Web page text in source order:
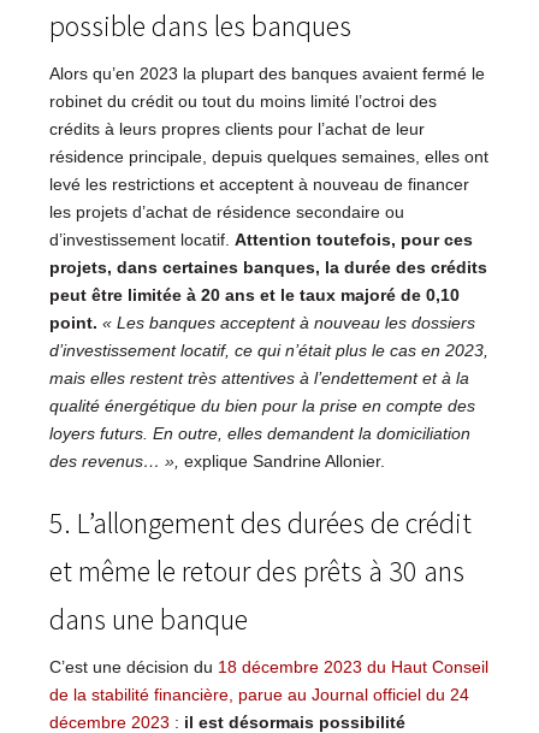
possible dans les banques
Alors qu’en 2023 la plupart des banques avaient fermé le
robinet du crédit ou tout du moins limité l’octroi des
crédits à leurs propres clients pour l’achat de leur
résidence principale, depuis quelques semaines, elles ont
levé les restrictions et acceptent à nouveau de financer
les projets d’achat de résidence secondaire ou
d’investissement locatif. Attention toutefois, pour ces
projets, dans certaines banques, la durée des crédits
peut être limitée à 20 ans et le taux majoré de 0,10
point. « Les banques acceptent à nouveau les dossiers
d’investissement locatif, ce qui n’était plus le cas en 2023,
mais elles restent très attentives à l’endettement et à la
qualité énergétique du bien pour la prise en compte des
loyers futurs. En outre, elles demandent la domiciliation
des revenus… », explique Sandrine Allonier.
5. L’allongement des durées de crédit
et même le retour des prêts à 30 ans
dans une banque
C’est une décision du 18 décembre 2023 du Haut Conseil
de la stabilité financière, parue au Journal officiel du 24
décembre 2023 : il est désormais possibilité